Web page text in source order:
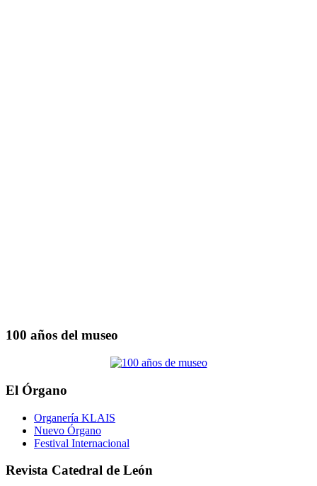
100 años del museo
El Órgano
Organería KLAIS
Nuevo Órgano
Festival Internacional
Revista Catedral de León